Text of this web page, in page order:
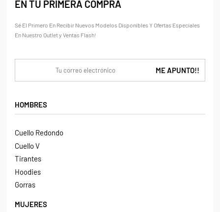
HOMBRES
Cuello Redondo
Cuello V
Tirantes
Hoodies
Gorras
MUJERES
EN TU PRIMERA COMPRA
Sé El Primero En Recibir Nuevos Modelos Disponibles Y Ofertas Especiales
En Nuestro Outlet y Ventas Flash!